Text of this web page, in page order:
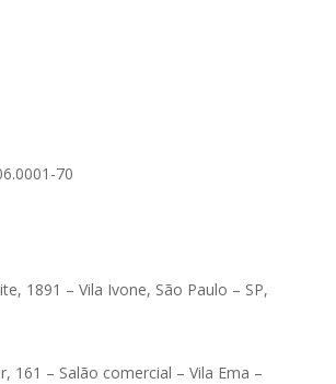
70
1891 – Vila Ivone, São Paulo – SP,
161 – Salão comercial – Vila Ema –